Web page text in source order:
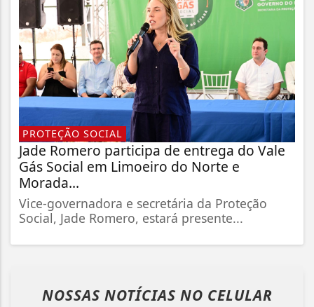
PROTEÇÃO SOCIAL
Jade Romero participa de entrega do Vale
Gás Social em Limoeiro do Norte e
Morada...
Vice-governadora e secretária da Proteção
Social, Jade Romero, estará presente...
NOSSAS NOTÍCIAS NO CELULAR